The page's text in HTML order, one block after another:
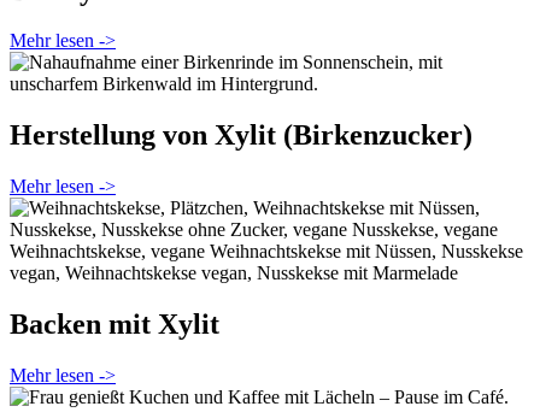
Mehr lesen ->
Herstellung von Xylit (Birkenzucker)
Mehr lesen ->
Backen mit Xylit
Mehr lesen ->